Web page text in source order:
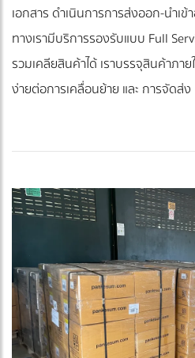
เอกสาร ดำเนินการการส่งออก-นำเ
ทางเรามีบริการรองรับแบบ Full
รวมเคลียสินค้าได้ เราบรรจุสินค้าภ
ง่ายต่อการเคลื่อนย้าย และ การจัดส่ง